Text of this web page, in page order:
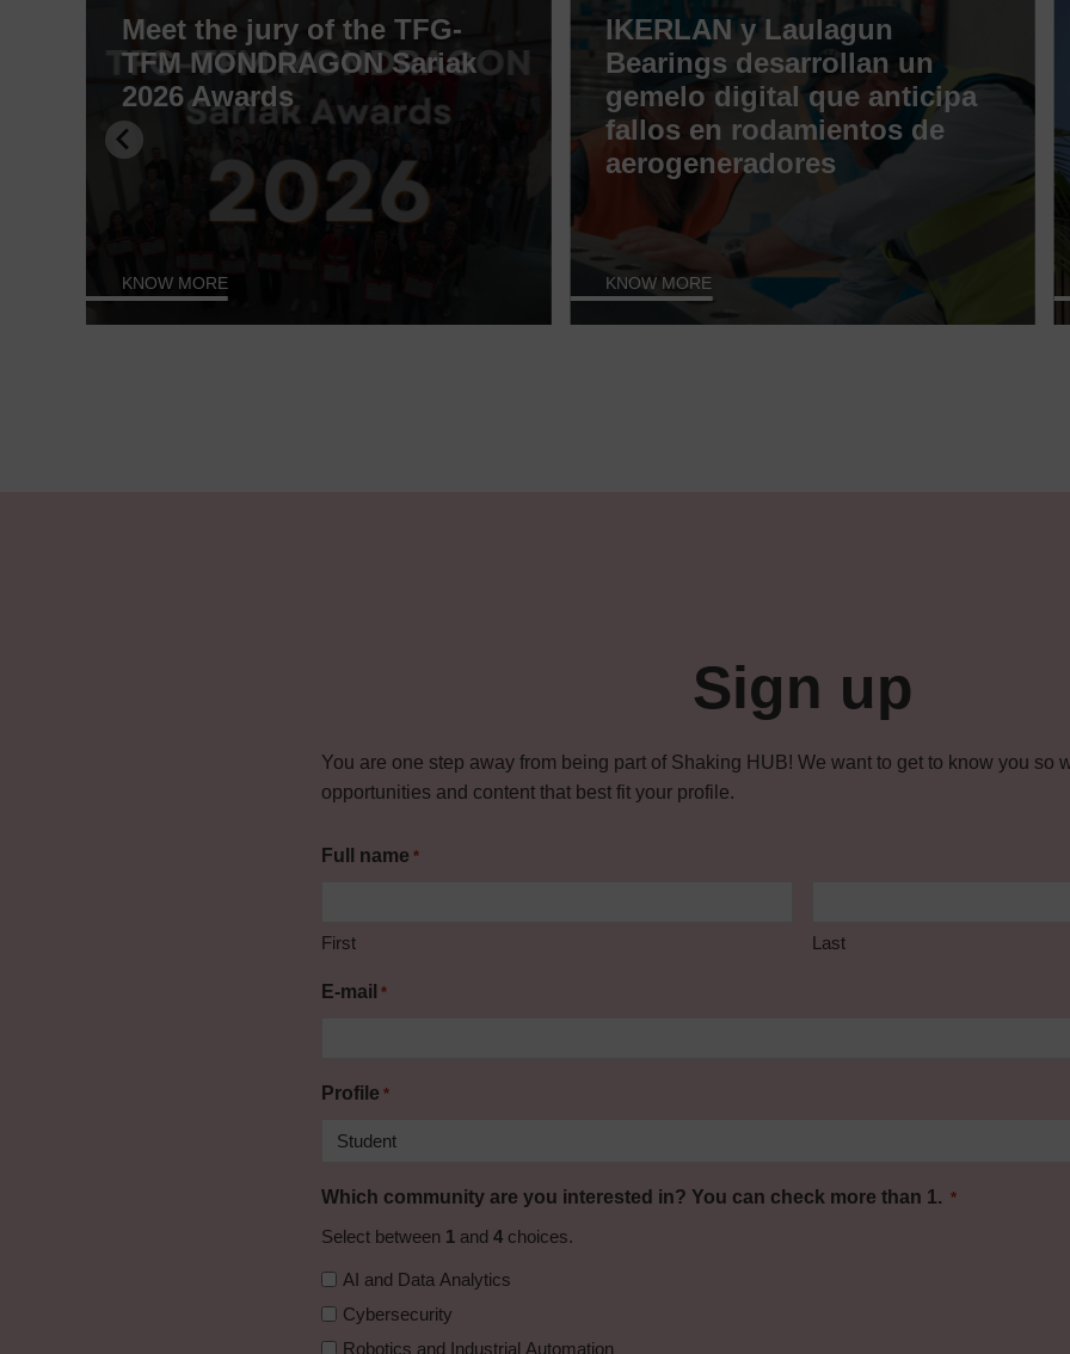
Meet the jury of the TFG-
TFM MONDRAGON Sariak
2026 Awards
KNOW MORE
IKERLAN y Laulagun
Bearings desarrollan un
gemelo digital que anticipa
fallos en rodamientos de
aerogeneradores
KNOW MORE
Sign up
You are one step away from being part of Shaking HUB! We want to get to know you so
opportunities and content that best fit your profile.
Full name *
First Last
E-mail *
Profile *
Which community are you interested in? You can check more than 1. *
Select between 1and 4choices.
AI and Data Analytics
Cybersecurity
Robotics and Industrial Automation